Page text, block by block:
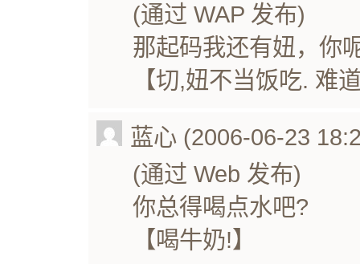
(通过 WAP 发布)
那起码我还有妞，你
【切,妞不当饭吃. 难
蓝心 (2006-06-23
(通过 Web 发布)
你总得喝点水吧?
【喝牛奶!】